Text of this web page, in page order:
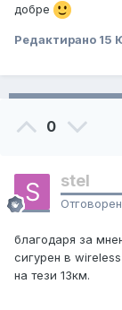
добре
Редактирано 15
0
stel
благодаря за
сигурен в
на тези 13км.